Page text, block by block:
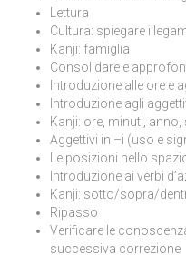
Lettura
Cultura: spiegare i
Kanji: famiglia
Consolidare e
Introduzione alle ore e
Introduzione agli
Kanji: ore, minuti,
Aggettivi in –i (uso e
Le posizioni nello
Introduzione ai verbi
Kanji: sotto/sopra/
Ripasso
Verificare le
successiva correzione